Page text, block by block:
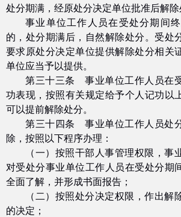
处分期满，经原处分决定单位批准后解除
事业单位工作人员在受处分期间
的，处分期满后，自然解除处分。受处
要求原处分决定单位提供解除处分相关
单位应当予以提供。
第三十三条 事业单位工作人员在
功表现，按照有关规定给予个人记功以
可以提前解除处分。
第三十四条 事业单位工作人员处
除，按照以下程序办理：
（一）按照干部人事管理权限，事
对受处分事业单位工作人员在受处分期
全面了解，并形成书面报告；
（二）按照处分决定权限，作出解
的决定；